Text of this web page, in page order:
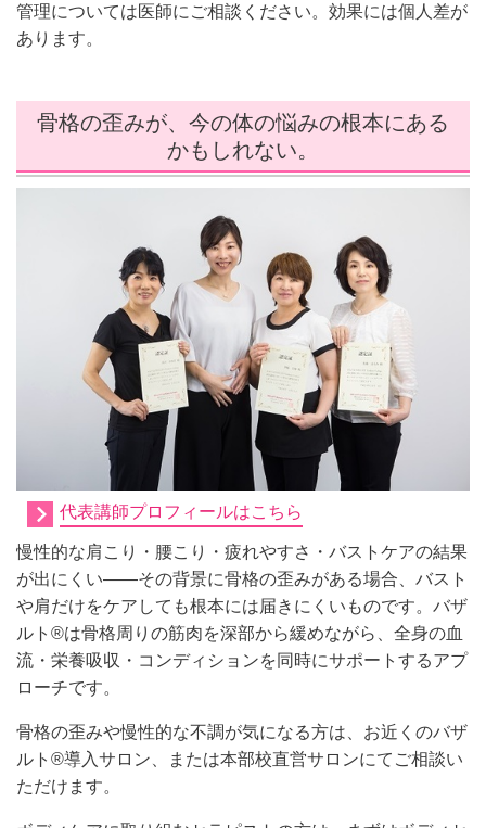
管理については医師にご相談ください。効果には個人差が
あります。
骨格の歪みが、今の体の悩みの根本にある
かもしれない。
代表講師プロフィールはこちら
慢性的な肩こり・腰こり・疲れやすさ・バストケアの結果
が出にくい——その背景に骨格の歪みがある場合、バスト
や肩だけをケアしても根本には届きにくいものです。バザ
ルト®は骨格周りの筋肉を深部から緩めながら、全身の血
流・栄養吸収・コンディションを同時にサポートするアプ
ローチです。
骨格の歪みや慢性的な不調が気になる方は、お近くのバザ
ルト®導入サロン、または本部校直営サロンにてご相談い
ただけます。